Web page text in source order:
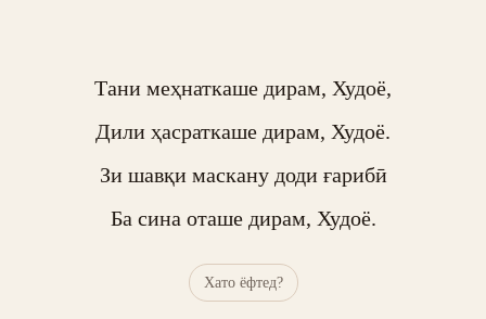
Тани меҳнаткаше дирам, Худоё,
Дили ҳасраткаше дирам, Худоё.
Зи шавқи маскану доди ғарибӣ
Ба сина оташе дирам, Худоё.
Хато ёфтед?